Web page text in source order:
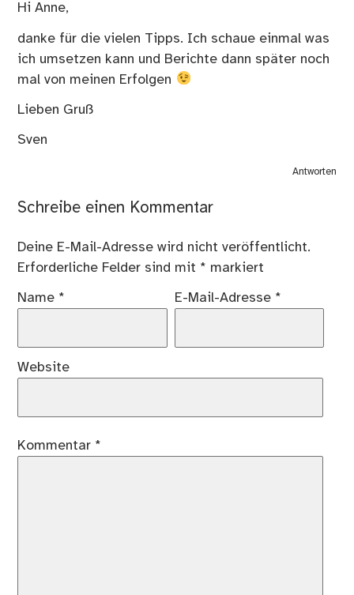
Hi Anne,
danke für die vielen Tipps. Ich schaue einmal was
ich umsetzen kann und Berichte dann später noch
mal von meinen Erfolgen
Lieben Gruß
Sven
Antworten
Schreibe einen Kommentar
Deine E-Mail-Adresse wird nicht veröffentlicht.
Erforderliche Felder sind mit * markiert
Name * E-Mail-Adresse *
Website
Kommentar *